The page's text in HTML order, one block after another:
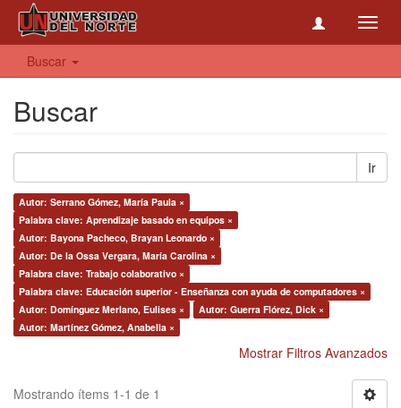
Buscar
Buscar
Ir
Autor: Serrano Gómez, María Paula ×
Palabra clave: Aprendizaje basado en equipos ×
Autor: Bayona Pacheco, Brayan Leonardo ×
Autor: De la Ossa Vergara, María Carolina ×
Palabra clave: Trabajo colaborativo ×
Palabra clave: Educación superior - Enseñanza con ayuda de computadores ×
Autor: Domínguez Merlano, Eulises ×
Autor: Guerra Flórez, Dick ×
Autor: Martínez Gómez, Anabella ×
Mostrar Filtros Avanzados
Mostrando ítems 1-1 de 1